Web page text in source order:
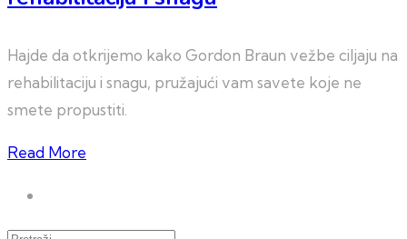
Hajde da otkrijemo kako Gordon Braun vežbe ciljaju na
rehabilitaciju i snagu, pružajući vam savete koje ne
smete propustiti.
Read More